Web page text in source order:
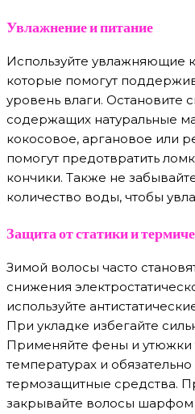
Увлажнение и питание
Используйте увлажняющие
которые помогут
уровень влаги. Остановите
содержащих натуральные
кокосовое, аргановое или
помогут предотвратить
кончики. Также не
количество воды, чтобы
Защита от статики и
Зимой волосы часто
снижения
используйте
При укладке избегайте
Применяйте фены и утюжки
температурах и обязательно
термозащитные средства.
закрывайте волосы шарфом